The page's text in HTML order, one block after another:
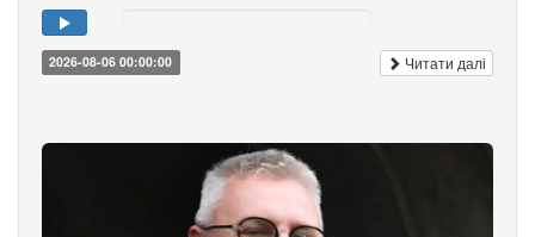
2026-08-06 00:00:00 Читати далі